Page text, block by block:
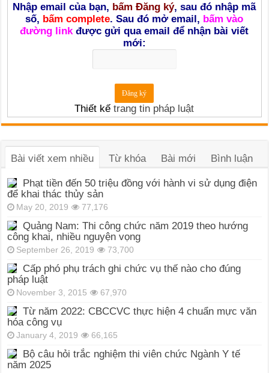
Nhập email của bạn, bấm Đăng ký, sau đó nhập mã
số, bấm complete. Sau đó mở email, bấm vào
đường linkđược gửi qua email để nhận bài viết
mới:
Thiết kếtrang tin pháp luật
Bài viết xem nhiều Từ khóa Bài mới Bình luận
Phạt tiền đến 50 triệu đồng với hành vi sử dụng điện
để khai thác thủy sản
May 20, 2019 77,176
Quảng Nam: Thi công chức năm 2019 theo hướng
công khai, nhiều nguyện vọng
September 26, 2019 73,700
Cấp phó phụ trách ghi chức vụ thế nào cho đúng
pháp luật
November 3, 2015 67,970
Từ năm 2022: CBCCVC thực hiện 4 chuẩn mực văn
hóa công vụ
January 4, 2019 66,165
Bộ câu hỏi trắc nghiệm thi viên chức Ngành Y tế
năm 2025